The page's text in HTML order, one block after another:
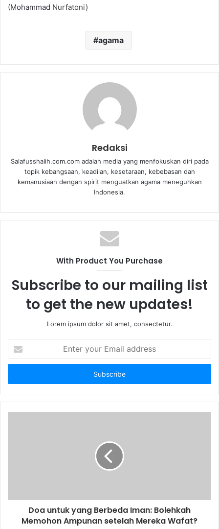
(Mohammad Nurfatoni)
agama
Redaksi
Salafusshalih.com.com adalah media yang menfokuskan diri pada
topik kebangsaan, keadilan, kesetaraan, kebebasan dan
kemanusiaan dengan spirit menguatkan agama meneguhkan
Indonesia.
With Product You Purchase
Subscribe to our mailing list
to get the new updates!
Lorem ipsum dolor sit amet, consectetur.
t
r
y
Doa untuk yang Berbeda Iman: Bolehkah
Memohon Ampunan setelah Mereka Wafat?